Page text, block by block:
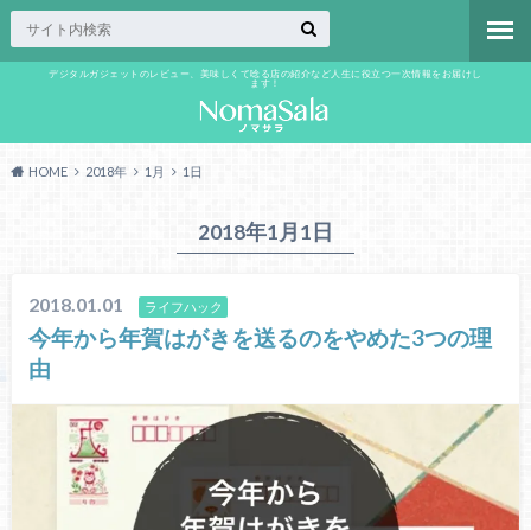
デジタルガジェットのレビュー、美味しくて唸る店の紹介など人生に役立つ一次情報をお届けし
ます！
HOME 2018年 1月 1日
2018年1月1日
2018.01.01 ライフハック
今年から年賀はがきを送るのをやめた3つの理
由